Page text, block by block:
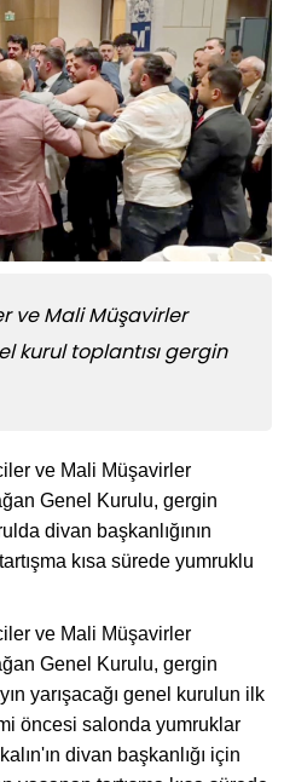
ve Mali Müşavirler
kurul toplantısı gergin
ve Mali Müşavirler
Genel Kurulu, gergin
divan başkanlığının
kısa sürede yumruklu
ve Mali Müşavirler
Genel Kurulu, gergin
yarışacağı genel kurulun ilk
öncesi salonda yumruklar
divan başkanlığı için